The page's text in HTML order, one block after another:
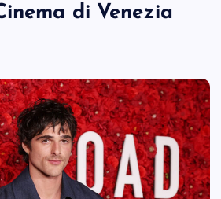
di Venezia